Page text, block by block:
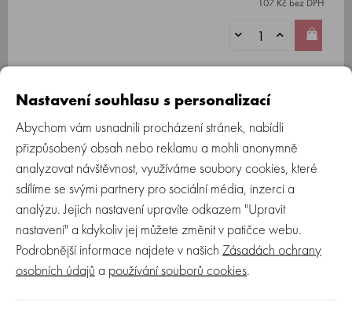
107 Kč bez DPH
Více o produktu
Sada WONDERLAND od značky Suavinex vyzývá k
nakročení na cestu k přirozenému a samostatnému krmení
miminek, procesu učení, jíst samostatně, ať už doma nebo
když jste venku.
Nastavení souhlasu s personalizací
Abychom vám usnadnili procházení stránek, nabídli
přizpůsobený obsah nebo reklamu a mohli anonymně
analyzovat návštěvnost, využíváme soubory cookies, které
sdílíme se svými partnery pro sociální média, inzerci a
analýzu. Jejich nastavení upravíte odkazem "Upravit
nastavení" a kdykoliv jej můžete změnit v patičce webu.
Podrobnější informace najdete v našich Zásadách ochrany
osobních údajů a používání souborů cookies.